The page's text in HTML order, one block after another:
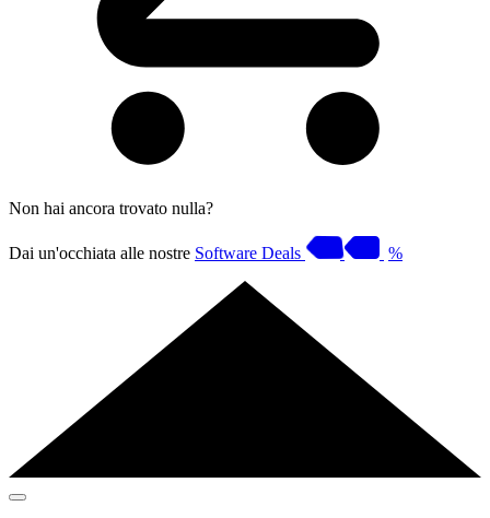
Non hai ancora trovato nulla?
Dai un'occhiata alle nostre Software Deals %